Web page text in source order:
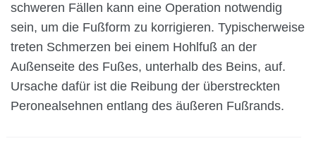
schweren Fällen kann eine Operation notwendig
sein, um die Fußform zu korrigieren. Typischerweise
treten Schmerzen bei einem Hohlfuß an der
Außenseite des Fußes, unterhalb des Beins, auf.
Ursache dafür ist die Reibung der überstreckten
Peronealsehnen entlang des äußeren Fußrands.